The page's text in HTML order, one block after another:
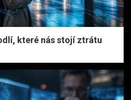
které nás stojí ztrátu